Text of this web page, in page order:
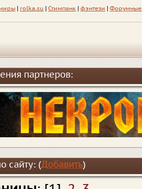
rolka.su Стимпанк фэнтези Форумные
партнеров:
сайту: (Добавить)